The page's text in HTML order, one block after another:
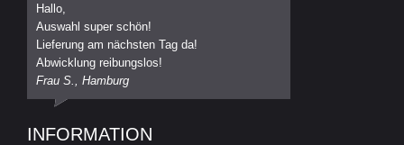
Hallo,
Auswahl super schön!
Lieferung am nächsten Tag da!
Abwicklung reibungslos!
Frau S., Hamburg
INFORMATION